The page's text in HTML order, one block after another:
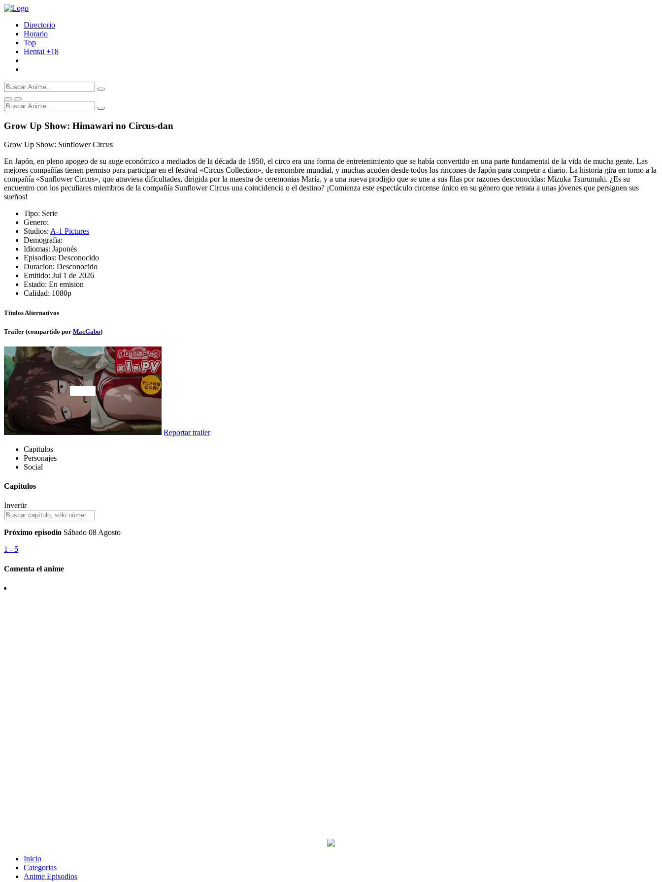
Directorio
Horario
Top
Hentai +18
Grow Up Show: Himawari no Circus-dan
Grow Up Show: Sunflower Circus
En Japón, en pleno apogeo de su auge económico a mediados de la década de 1950, el circo era una forma de entretenimiento que se había convertido en una parte fundamental de la vida de mucha gente. Las
mejores compañías tienen permiso para participar en el festival «Circus Collection», de renombre mundial, y muchas acuden desde todos los rincones de Japón para competir a diario. La historia gira en torno a la
compañía «Sunflower Circus», que atraviesa dificultades, dirigida por la maestra de ceremonias María, y a una nueva prodigio que se une a sus filas por razones desconocidas: Mizuka Tsurumaki. ¿Es su
encuentro con los peculiares miembros de la compañía Sunflower Circus una coincidencia o el destino? ¡Comienza este espectáculo circense único en su género que retrata a unas jóvenes que persiguen sus
sueños!
Tipo: Serie
Genero:
Studios: A-1 Pictures
Demografia:
Idiomas: Japonés
Episodios: Desconocido
Duracion: Desconocido
Emitido: Jul 1 de 2026
Estado: En emision
Calidad: 1080p
Titulos Alternativos
Trailer (compartido por MacGabo)
Reportar trailer
Capitulos
Personajes
Social
Capitulos
Invertir
Próximo episodio Sábado 08 Agosto
1 - 5
Comenta el anime
Inicio
Categorias
Anime Episodios